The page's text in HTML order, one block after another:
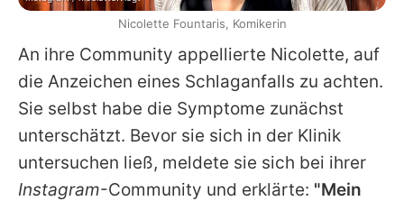
An ihre Community appellierte Nicolette, auf
die Anzeichen eines Schlaganfalls zu achten.
Sie selbst habe die Symptome zunächst
unterschätzt. Bevor sie sich in der Klinik
untersuchen ließ, meldete sie sich bei ihrer
Instagram-Community und erklärte: "Mein
Nicolette Fountaris, Komikerin